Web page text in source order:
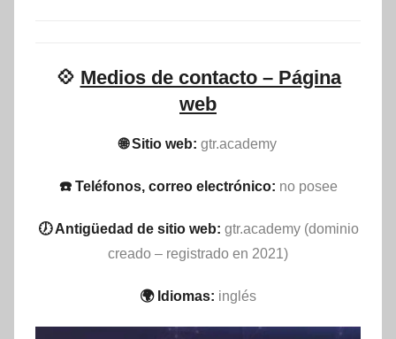
💠 Medios de contacto – Página
web
🌐 Sitio web: gtr.academy
☎️ Teléfonos, correo electrónico: no posee
🕖 Antigüedad de sitio web: gtr.academy (dominio
creado – registrado en 2021)
🌍 Idiomas: inglés